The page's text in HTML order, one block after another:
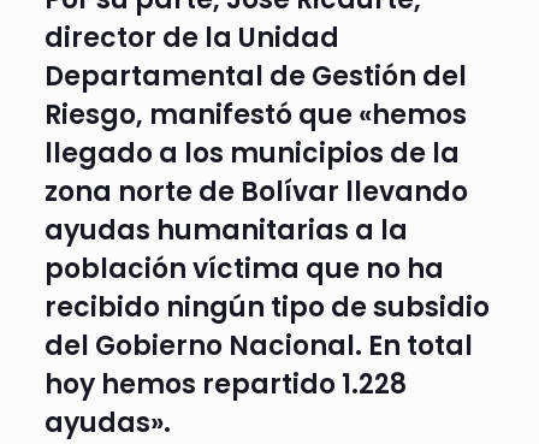
director de la Unidad
Departamental de Gestión del
Riesgo, manifestó que «hemos
llegado a los municipios de la
zona norte de Bolívar llevando
ayudas humanitarias a la
población víctima que no ha
recibido ningún tipo de subsidio
del Gobierno Nacional. En total
hoy hemos repartido 1.228
ayudas».